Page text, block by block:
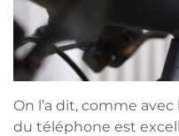
On l’a dit, comme
du téléphone est